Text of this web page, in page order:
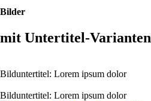
Bilder
mit Untertitel-Varianten
Bilduntertitel: Lorem ipsum dolor
Bilduntertitel: Lorem ipsum dolor